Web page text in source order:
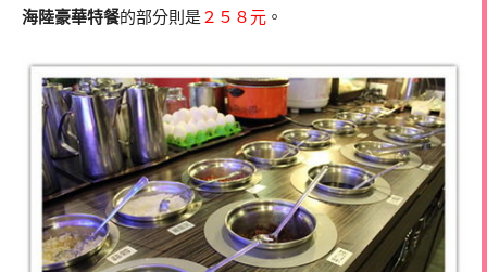
海陸豪華特餐的部分則是２５８元 。